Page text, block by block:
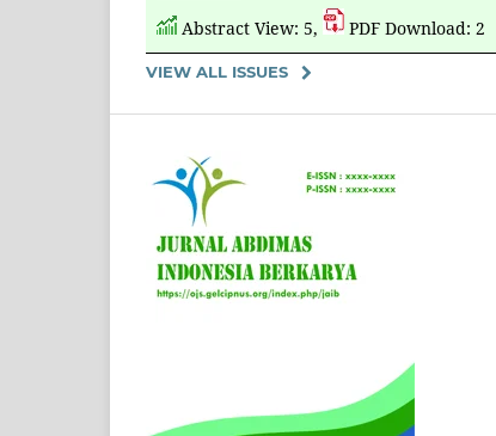
Abstract View: 5, PDF Download: 2
VIEW ALL ISSUES